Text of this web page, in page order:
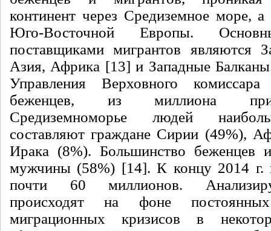
континент через Средиземное море,
Юго-Восточной Европы.
поставщиками мигрантов являются
Азия, Африка [13] и Западные
Управления Верховного
беженцев, из миллиона
Средиземноморье людей
составляют граждане Сирии (49%),
Ирака (8%). Большинство беженцев
мужчины (58%) [14]. К концу 2014 г.
почти 60 миллионов.
происходят на фоне
миграционных кризисов в